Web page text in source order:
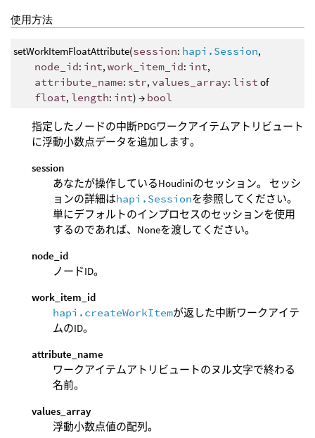
使用方法
setWorkItemFloatAttribute(session: hapi.Session,
node_id: int, work_item_id: int,
attribute_name: str, values_array: list of
float, length: int) → bool
指定したノードの中断PDGワークアイテムアトリビュート
に浮動小数点データを追加します。
session
あなたが操作しているHoudiniのセッション。 セッシ
ョンの詳細はhapi.Sessionを参照してください。
単にデフォルトのインプロセスのセッションを使用
するのであれば、Noneを渡してください。
node_id
ノードID。
work_item_id
hapi.createWorkItemが返した中断ワークアイテ
ムのID。
attribute_name
ワークアイテムアトリビュートのヌル文字で終わる
名前。
values_array
浮動小数点値の配列。